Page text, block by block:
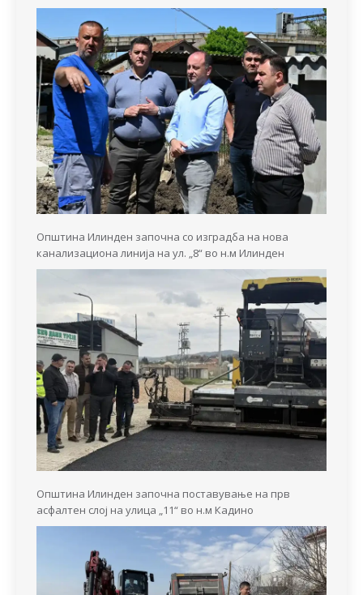
Општина Илинден започна со изградба на нова
канализациона линија на ул. „8“ во н.м Илинден
Општина Илинден започна поставување на прв
асфалтен слој на улица „11“ во н.м Кадино